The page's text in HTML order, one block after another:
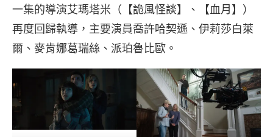
一集的導演艾瑪塔米（【詭風怪談】、【血月】）
再度回歸執導，主要演員喬許哈契遜、伊莉莎白萊
爾、麥肯娜葛瑞絲、派珀魯比歐。